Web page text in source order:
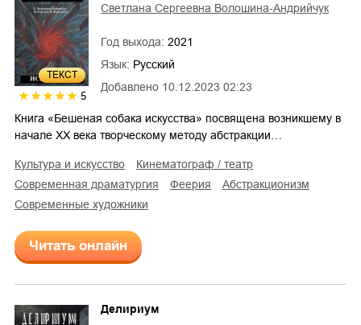
ТЕКСТ
5
Добавлено 10.12.2023 02:23
Светлана Сергеевна Волошина-Андрийчук
Год выхода: 2021
Язык: Русский
Книга «Бешеная собака искусства» посвящена возникшему в
начале ХХ века творческому методу абстракции…
культура и искусство
кинематограф / театр
современная драматургия
феерия
абстракционизм
современные художники
Читать онлайн
Делириум